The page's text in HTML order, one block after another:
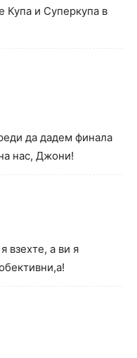
Купа и Суперкупа в
да дадем финала
нас, Джони!
взехте, а ви я